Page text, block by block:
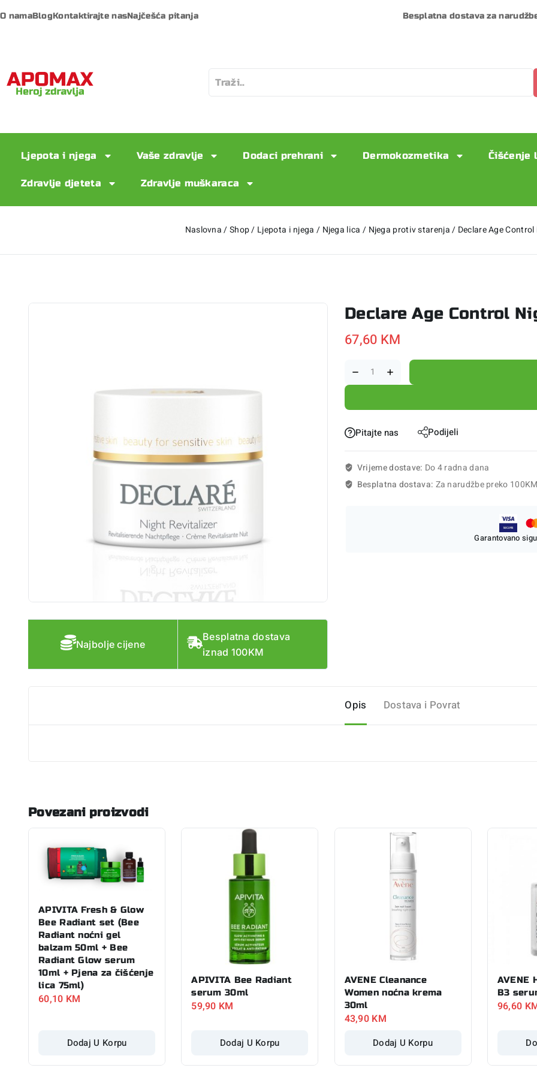
O namaBlogKontaktirajte nasNajčešća pitanja Besplatna dostava za
Ljepota i njega Vaše zdravlje Dodaci prehrani Dermokozmetika Čišćenje
Zdravlje djeteta Zdravlje muškaraca
Naslovna /Shop/ Ljepota i njega / Njega lica / Njega protiv starenja/ Declare Age
Najbolje cijene
Besplatna dostava
iznad 100KM
Declare Age Control
67,60 KM
Pitajte nas Podijeli
Vrijeme dostave: Do 4 radna dana
Besplatna dostava: Za narudžbe preko 100KM
Garantovano
Opis Dostava i Povrat
Povezani proizvodi
APIVITA Fresh & Glow
Bee Radiant set (Bee
Radiant noćni gel
balzam 50ml + Bee
Radiant Glow serum
10ml + Pjena za čišćenje
lica 75ml)
60,10 KM
Dodaj U Korpu
APIVITA Bee Radiant
serum 30ml
59,90 KM
Dodaj U Korpu
AVENE Cleanance
Women noćna krema
30ml
43,90 KM
Dodaj U Korpu
AVENE
B3
96,60